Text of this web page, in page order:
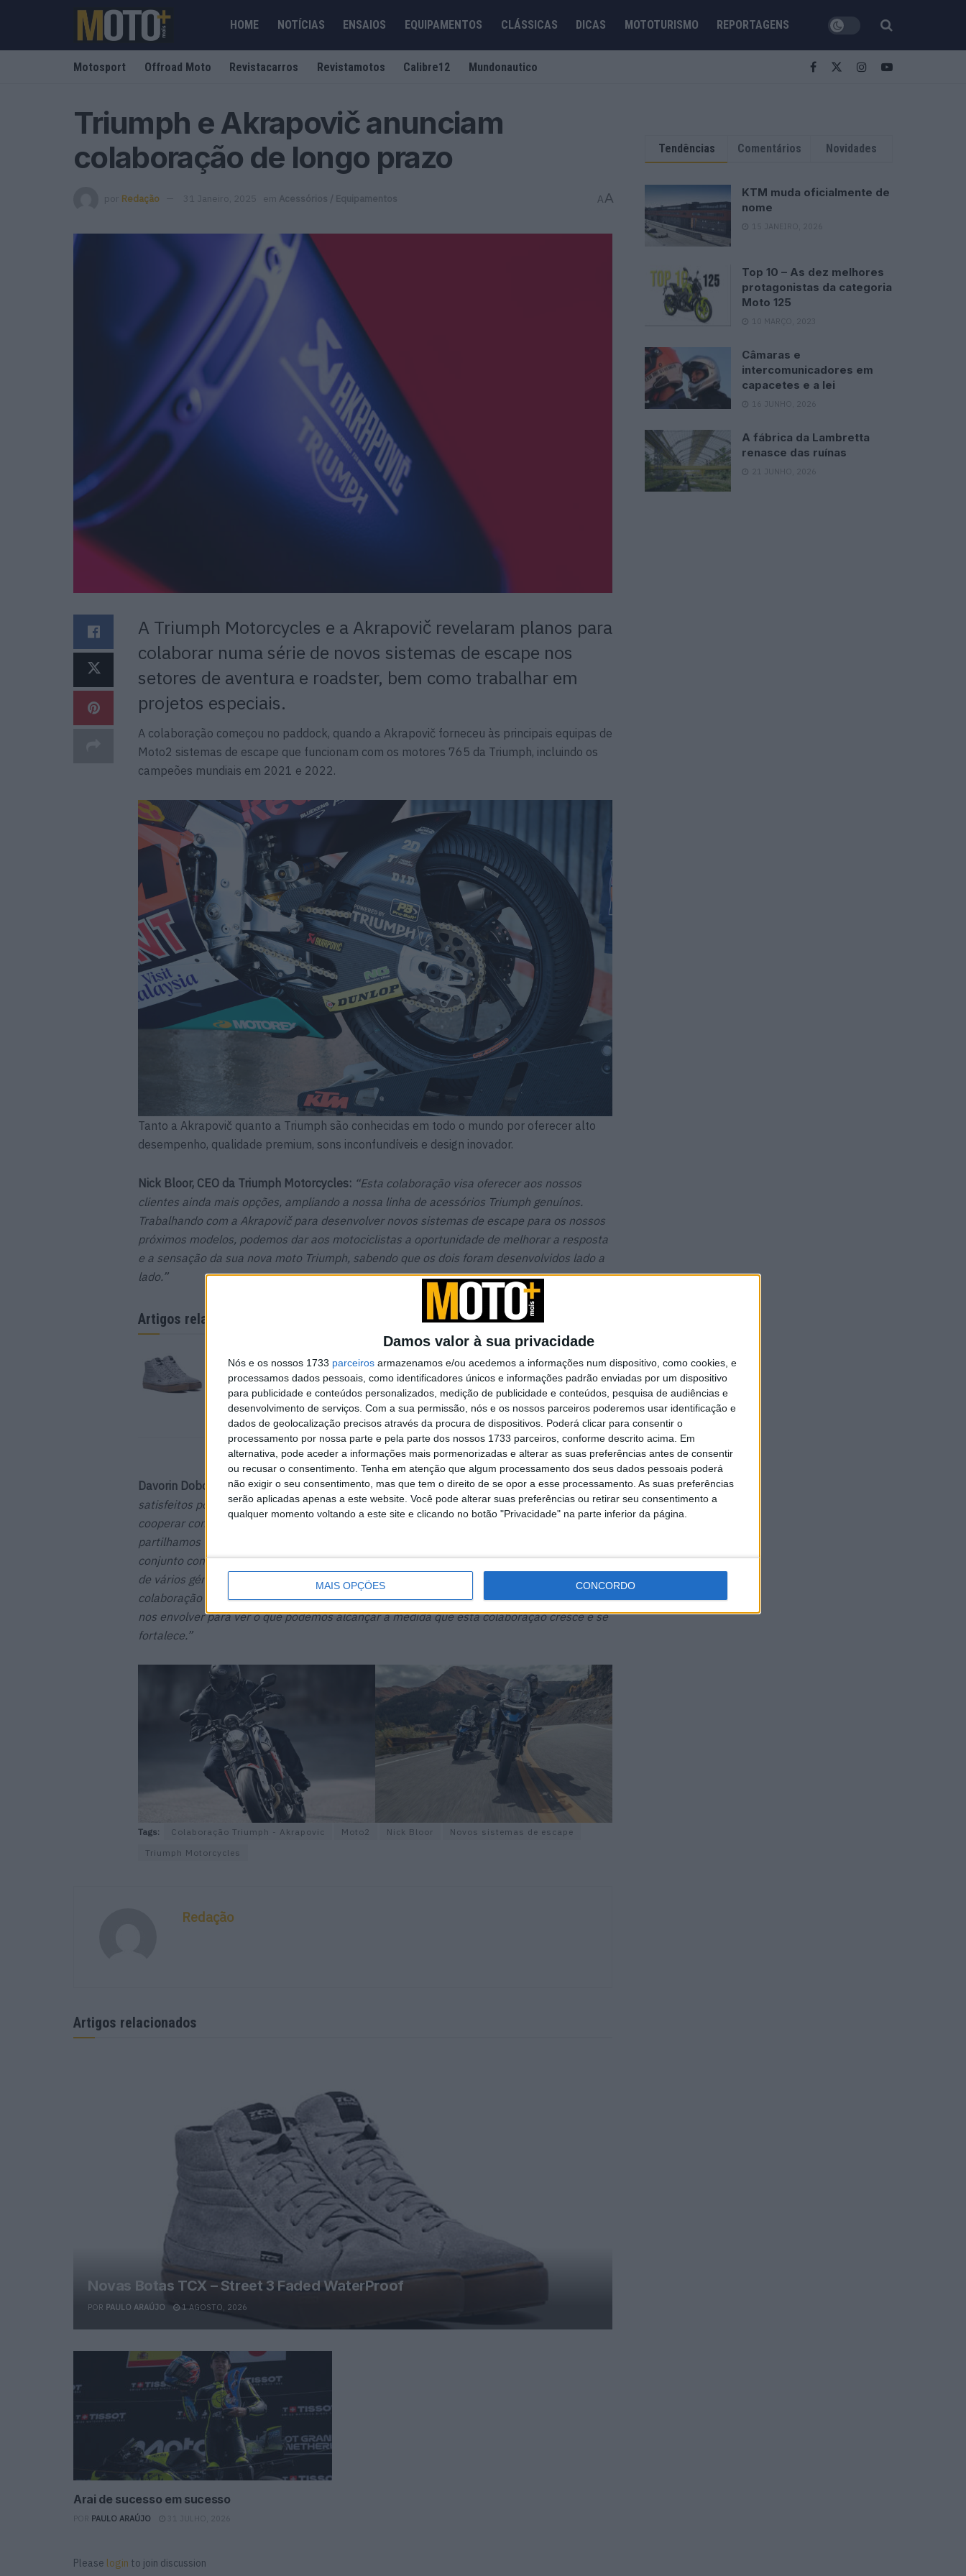
Damos valor à sua privacidade
Nós e os nossos 1733 parceiros armazenamos e/ou acedemos a informações num dispositivo, como cookies, e
processamos dados pessoais, como identificadores únicos e informações padrão enviadas por um dispositivo
para publicidade e conteúdos personalizados, medição de publicidade e conteúdos, pesquisa de audiências e
desenvolvimento de serviços. Com a sua permissão, nós e os nossos parceiros poderemos usar identificação e
dados de geolocalização precisos através da procura de dispositivos. Poderá clicar para consentir o
processamento por nossa parte e pela parte dos nossos 1733 parceiros, conforme descrito acima. Em
alternativa, pode aceder a informações mais pormenorizadas e alterar as suas preferências antes de consentir
ou recusar o consentimento. Tenha em atenção que algum processamento dos seus dados pessoais poderá
não exigir o seu consentimento, mas que tem o direito de se opor a esse processamento. As suas preferências
serão aplicadas apenas a este website. Você pode alterar suas preferências ou retirar seu consentimento a
qualquer momento voltando a este site e clicando no botão "Privacidade" na parte inferior da página.
MAIS OPÇÕES CONCORDO
HOME NOTÍCIAS ENSAIOS EQUIPAMENTOS CLÁSSICAS DICAS MOTOTURISMO REPORTAGENS
Motosport Offroad Moto Revistacarros Revistamotos Calibre12 Mundonautico
Triumph e Akrapovič anunciam
colaboração de longo prazo
por Redação 31 Janeiro, 2025 em Acessórios / Equipamentos AA
A Triumph Motorcycles e a Akrapovič revelaram planos para
colaborar numa série de novos sistemas de escape nos
setores de aventura e roadster, bem como trabalhar em
projetos especiais.
A colaboração começou no paddock, quando a Akrapovič forneceu às principais equipas de
Moto2 sistemas de escape que funcionam com os motores 765 da Triumph, incluindo os
campeões mundiais em 2021 e 2022.
Tanto a Akrapovič quanto a Triumph são conhecidas em todo o mundo por oferecer alto
desempenho, qualidade premium, sons inconfundíveis e design inovador.
Nick Bloor, CEO da Triumph Motorcycles: “Esta colaboração visa oferecer aos nossos
clientes ainda mais opções, ampliando a nossa linha de acessórios Triumph genuínos.
Trabalhando com a Akrapovič para desenvolver novos sistemas de escape para os nossos
próximos modelos, podemos dar aos motociclistas a oportunidade de melhorar a resposta
e a sensação da sua nova moto Triumph, sabendo que os dois foram desenvolvidos lado a
lado.”
Artigos relacionados
Faded WaterProof
1 AGOSTO, 2026
31 JULHO, 2026
Davorin Dobočnik, CEO da Akrapovič acrescentou:“Como empresa, estamos muito
satisfeitos por iniciar esta nova colaboração com a Triumph. Estamos honrados em
cooperar com uma marca tão icónica e com um enorme legado. Como empresas,
partilhamos valores semelhantes e os nossos engenheiros já estão a trabalhar em
conjunto com os da Triumph para desenvolver sistemas de escape para modelos Triumph
de vários géneros de motos, incluindo versões que irão surpreender muitos. Esta é uma
colaboração entusiasmante e importante para Akrapovič, e estamos todos ansiosos por
nos envolver para ver o que podemos alcançar à medida que esta colaboração cresce e se
fortalece.”
Tags: Colaboração Triumph - Akrapovic Moto2 Nick Bloor
Novos sistemas de escape
Triumph Motorcycles
Redação
Artigos relacionados
Novas Botas TCX – Street 3 Faded WaterProof
POR PAULO ARAÚJO 1 AGOSTO, 2026
Arai de sucesso em sucesso
PAULO ARAÚJO 31 JULHO, 2026
Please login to join discussion
Tendências Comentários Novidades
KTM muda oficialmente de
nome
15 JANEIRO, 2026
Top 10 – As dez melhores
protagonistas da categoria
Moto 125
10 MARÇO, 2023
Câmaras e
intercomunicadores em
capacetes e a lei
16 JUNHO, 2026
A fábrica da Lambretta
renasce das ruínas
21 JUNHO, 2026